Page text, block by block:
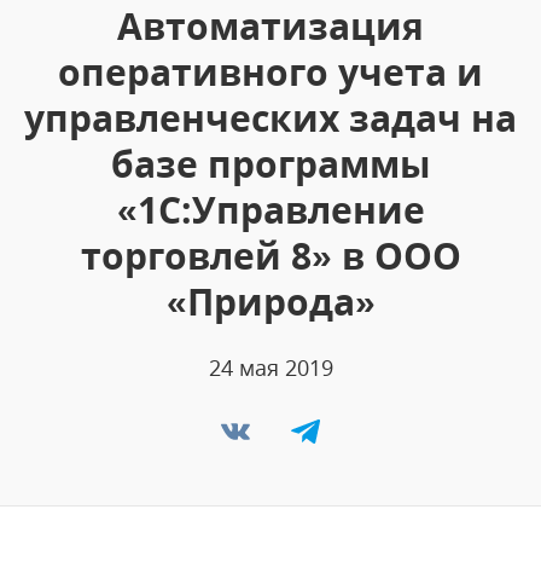
Автоматизация
оперативного учета и
управленческих задач на
базе программы
«1С:Управление
торговлей 8» в ООО
«Природа»
24 мая 2019